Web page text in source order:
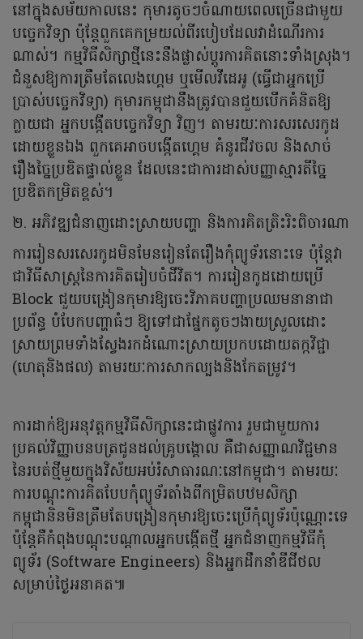
នៅក្នុងសម័យកាលនេះ កុមារតូចៗចំណាយពេលច្រើនជាមួយ
បច្ចេកវិទ្យា ប៉ុន្តែពួកគេកម្រយល់ពីរបៀបដែលវាដំណើរការ
ណាស់។ កម្មវិធីសិក្សាថ្មីនេះនឹងផ្លាស់ប្តូរការគិតនោះទាំងស្រុង។
ជំនួសឱ្យការត្រឹមតែលេងហ្គេម ឬមើលវីដេអូ (ធ្វើជាអ្នកប្រើ
ប្រាស់បច្ចេកវិទ្យា) កុមារកម្ពុជានឹងត្រូវបានជួយបើកគំនិតឱ្យ
ក្លាយជា អ្នកបង្កើតបច្ចេកវិទ្យា វិញ។ តាមរយៈការសរសេរកូដ
ដោយខ្លួនឯង ពួកគេអាចបង្កើតហ្គេម គំនូរជីវចល និងសាច់
រឿងច្នៃប្រឌិតផ្ទាល់ខ្លួន ដែលនេះជាការដាស់បញ្ញាស្មារតីច្នៃ
ប្រឌិតកម្រិតខ្ពស់។
២. អភិវឌ្ឍជំនាញដោះស្រាយបញ្ហា និងការគិតត្រិះរិះពិចារណា
ការរៀនសរសេរកូដមិនមែនរៀនតែរឿងកុំព្យូទ័រនោះទេ ប៉ុន្តែវា
ជាវិធីសាស្ត្រនៃការគិតរៀបចំជីវិត។ ការរៀនកូដដោយប្រើ
Block ជួយបង្រៀនកុមារឱ្យចេះវិភាគបញ្ហាប្រឈមនានាជា
ប្រព័ន្ធ បំបែកបញ្ហាធំៗ ឱ្យទៅជាផ្នែកតូចៗងាយស្រួលដោះ
ស្រាយព្រមទាំងស្វែងរកដំណោះស្រាយប្រកបដោយតក្កវិជ្ជា
(ហេតុនិងផល) តាមរយៈការសាកល្បងនិងកែតម្រូវ។
ការដាក់ឱ្យអនុវត្តកម្មវិធីសិក្សានេះជាផ្លូវការ រួមជាមួយការ
ប្រគល់វិញ្ញាបនបត្រជូនដល់គ្រូបង្គោល គឺជាសញ្ញាណវិជ្ជមាន
នៃរបត់ថ្មីមួយក្នុងវិស័យអប់រំសាធារណៈនៅកម្ពុជា។ តាមរយៈ
ការបណ្តុះការគិតបែបកុំព្យូទ័រតាំងពីកម្រិតបឋមសិក្សា
កម្ពុជានិនមិនត្រឹមតែបង្រៀនកុមារឱ្យចេះប្រើកុំព្យូទ័រប៉ុណ្ណោះទេ
ប៉ុន្តែគឺកំពុងបណ្តុះបណ្តាលអ្នកបង្កើតថ្មី អ្នកជំនាញកម្មវិធីកុំ
ព្យូទ័រ (Software Engineers) និងអ្នកដឹកនាំឌីជីថល
សម្រាប់ថ្ងៃអនាគត៕